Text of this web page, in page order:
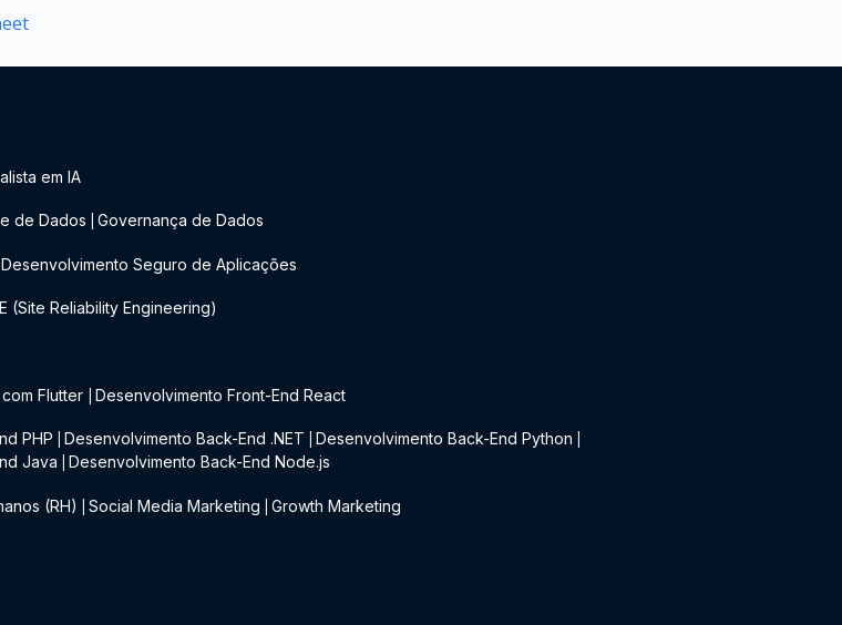
em IA
de Dados Governança de Dados
Seguro de Aplicações
(Site Reliability Engineering)
Flutter Desenvolvimento Front-End React
PHP Desenvolvimento Back-End .NET Desenvolvimento Back-End Python
Java Desenvolvimento Back-End Node.js
(RH) Social Media Marketing Growth Marketing